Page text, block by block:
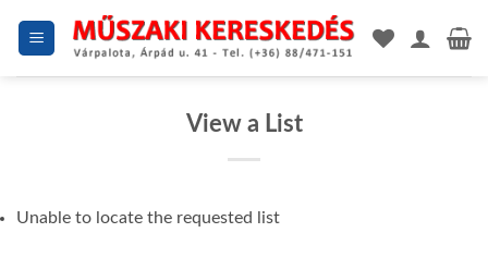
View a List
Unable to locate the requested list